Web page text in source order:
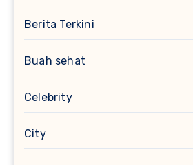
Berita Terkini
Buah sehat
Celebrity
City